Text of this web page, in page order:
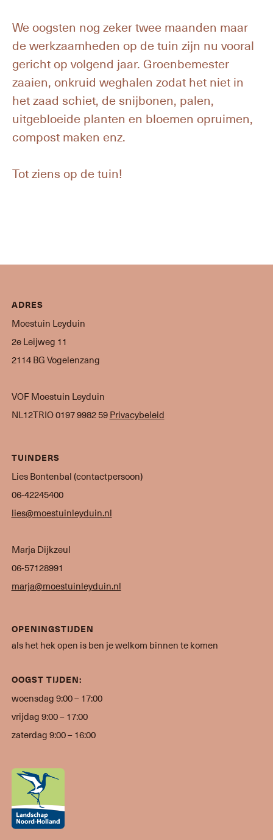
We oogsten nog zeker twee maanden maar
de werkzaamheden op de tuin zijn nu vooral
gericht op volgend jaar. Groenbemester
zaaien, onkruid weghalen zodat het niet in
het zaad schiet, de snijbonen, palen,
uitgebloeide planten en bloemen opruimen,
compost maken enz.
Tot ziens op de tuin!
ADRES
Moestuin Leyduin
2e Leijweg 11
2114 BG Vogelenzang
VOF Moestuin Leyduin
NL12TRIO 0197 9982 59Privacybeleid
TUINDERS
Lies Bontenbal (contactpersoon)
06-42245400
lies@moestuinleyduin.nl
Marja Dijkzeul
06-57128991
marja@moestuinleyduin.nl
OPENINGSTIJDEN
als het hek open is ben je welkom binnen te komen
OOGST TIJDEN:
woensdag 9:00 – 17:00
vrijdag 9:00 – 17:00
zaterdag 9:00 – 16:00